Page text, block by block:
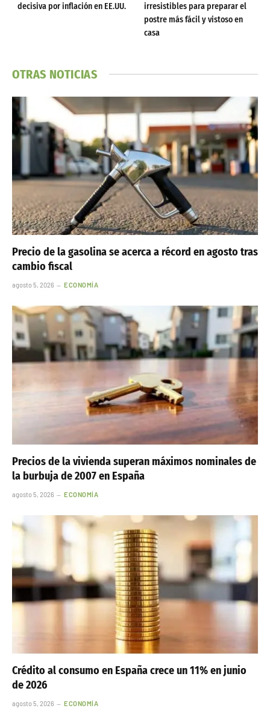
decisiva por inflación en EE.UU.
irresistibles para preparar el
postre más fácil y vistoso en
casa
OTRAS NOTICIAS
Precio de la gasolina se acerca a récord en agosto tras
cambio fiscal
agosto 5, 2026 ECONOMÍA
Precios de la vivienda superan máximos nominales de
la burbuja de 2007 en España
agosto 5, 2026 ECONOMÍA
Crédito al consumo en España crece un 11% en junio
de 2026
agosto 5, 2026 ECONOMÍA